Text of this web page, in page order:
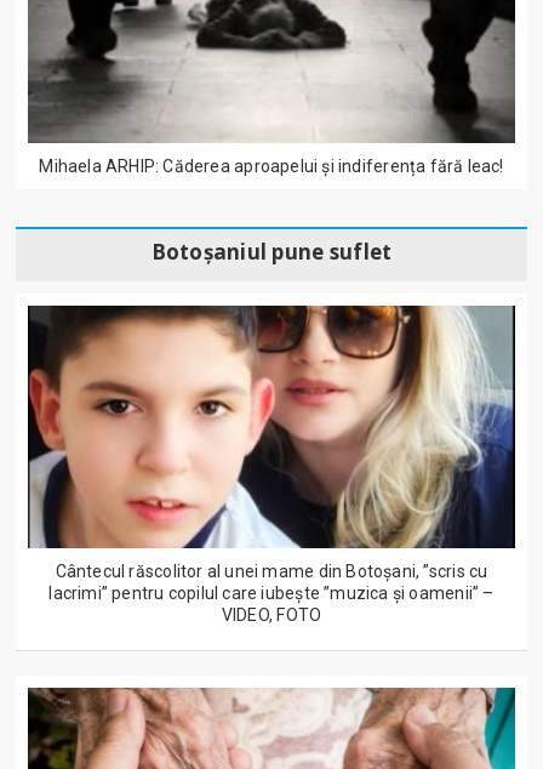
Mihaela ARHIP: Căderea aproapelui și indiferența fără leac!
Botoșaniul pune suflet
Cântecul răscolitor al unei mame din Botoșani, ”scris cu
lacrimi” pentru copilul care iubește ”muzica și oamenii” –
VIDEO, FOTO